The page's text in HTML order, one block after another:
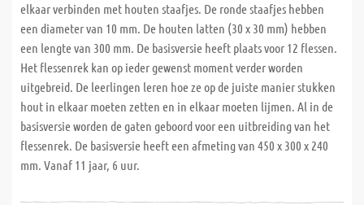
elkaar verbinden met houten staafjes. De ronde staafjes hebben
een diameter van 10 mm. De houten latten (30 x 30 mm) hebben
een lengte van 300 mm. De basisversie heeft plaats voor 12 flessen.
Het flessenrek kan op ieder gewenst moment verder worden
uitgebreid. De leerlingen leren hoe ze op de juiste manier stukken
hout in elkaar moeten zetten en in elkaar moeten lijmen. Al in de
basisversie worden de gaten geboord voor een uitbreiding van het
flessenrek. De basisversie heeft een afmeting van 450 x 300 x 240
mm. Vanaf 11 jaar, 6 uur.